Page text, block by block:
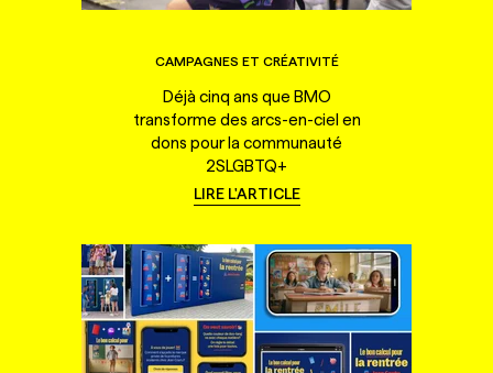
CAMPAGNES ET CRÉATIVITÉ
Déjà cinq ans que BMO
transforme des arcs-en-ciel en
dons pour la communauté
2SLGBTQ+
LIRE L'ARTICLE